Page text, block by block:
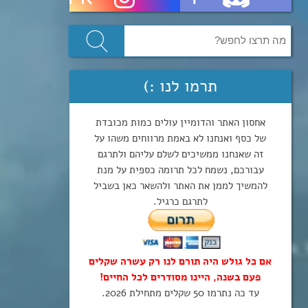
תרמו לנו :)
אחסון האתר והדומיין עולים כמות מכובדת
של כסף ואנחנו לא באמת מרווחים משהו על
זה שאנחנו ממשיכים לשלם עליהם ולתרגם
עבורכם, נשמח לכל תרומה כספית על מנת
להמשיך לממן את האתר ולהשאר כאן בשביל
לתרגם כרגיל.
אם כל גולש היה תורם לנו רק עשרה שקלים
פעם בשנה, היינו מסודרים לכל החיים!
עד כה נתרמו 50 שקלים מתחילת 2026.